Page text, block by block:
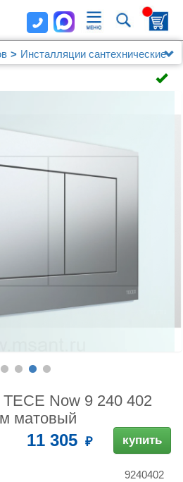
Инсталляции сантехнические
9 240 402 хром матовый
Now 9 240 402
матовый
11 305 купить
9240402